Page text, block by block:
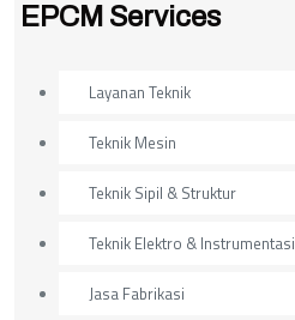
EPCM Services
Layanan Teknik
Teknik Mesin
Teknik Sipil & Struktur
Teknik Elektro & Instrumentasi
Jasa Fabrikasi